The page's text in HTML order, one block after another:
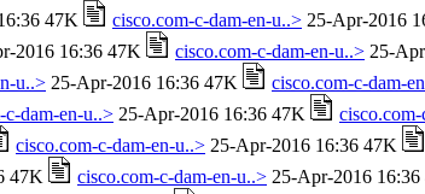
47K cisco.com-c-dam-en-u..> 25-Apr-2016
2016 16:36 47K cisco.com-c-dam-en-u..> 25-
u..> 25-Apr-2016 16:36 47K cisco.com-c-dam-
c-dam-en-u..> 25-Apr-2016 16:36 47K
cisco.com-c-dam-en-u..> 25-Apr-2016 16:36 47K
47K cisco.com-c-dam-en-u..> 25-Apr-2016 16:36